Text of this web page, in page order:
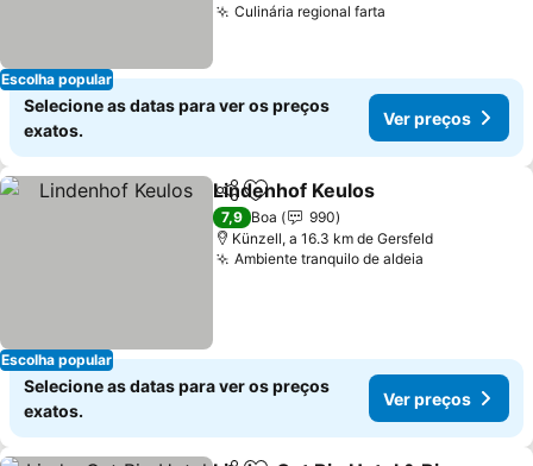
Escolha popular
Culinária regional farta
Selecione as datas para ver os preços
exatos.
Ver preços
Escolha popular
PartilharAdicionar aos favoritos
Lindenhof Keulos
7,9 Boa
990
Künzell, a 16.3 km de Gersfeld
Ambiente tranquilo de aldeia
Selecione as datas para ver os preços
exatos.
Ver preços